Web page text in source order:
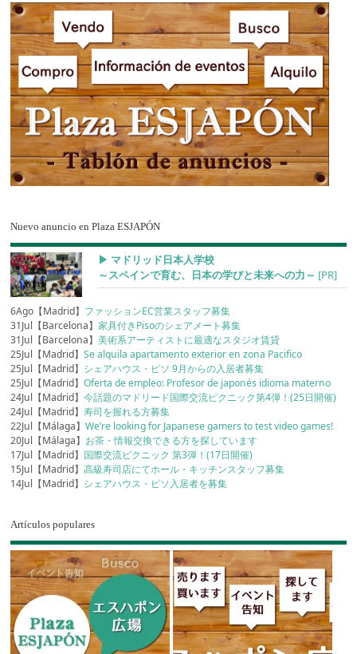
Nuevo anuncio en Plaza ESJAPÓN
▶︎ マドリッド日本人学校
～スペインで育む、日本の学びと未来への力～ [PR]
6Ago【Madrid】 ファッションEC営業スタッフ募集
31Jul【Barcelona】家具付きPisoのシェアメート募集
31Jul【Barcelona】美術系アーティストに最適なスタジオ賃貸
25Jul【Madrid】Se alquila apartamento exterior en zona Pacifico
25Jul【Madrid】 シェアハウス・ピソ 9月からの入居者募集
25Jul【Madrid】Oferta de empleo: Profesor de japonés idioma materno
24Jul【Madrid】今話題のマドリード国際交流ピクニック第4弾！(25日開催)
24Jul【Madrid】寿司を握れる方募集
22Jul【Málaga】We’re looking for Japanese gamers to test video games!
20Jul【Málaga】 お茶・情報交換できる方を探しています
17Jul【Madrid】 国際交流ピクニック 第3弾！(17日開催)
15Jul【Madrid】高級寿司店にてホール・キッチンスタッフ募集
14Jul【Madrid】 シェアハウス・ピソ入居者を募集
Artículos populares